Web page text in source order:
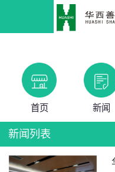
首页 新闻
新闻列表